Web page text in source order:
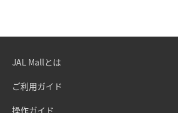
JAL Mallとは
ご利用ガイド
操作ガイド